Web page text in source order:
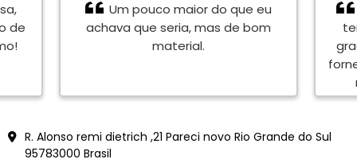
de
Um pouco maior do que eu
achava que seria, mas de bom
material.
R. Alonso remi dietrich ,21 Pareci novo Rio Grande do Sul
95783000 Brasil